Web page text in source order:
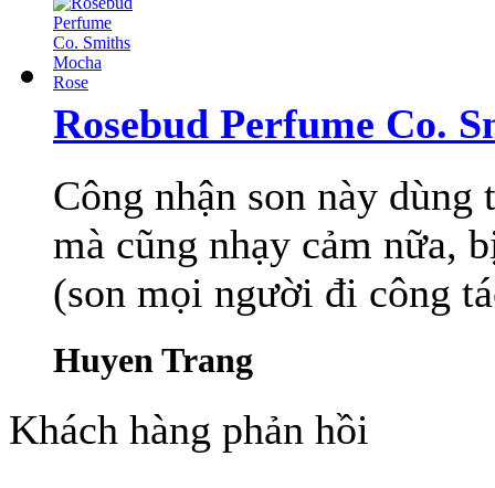
Rosebud Perfume Co.
Công nhận son này
mà cũng nhạy cảm nữa,
(son mọi người đi công
Huyen Trang
Khách hàng phản hồi